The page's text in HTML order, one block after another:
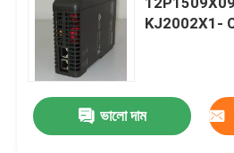
আমাদের সাথে যোগাযোগ
ব্লগ
KJ2002X1-
ভালো দাম